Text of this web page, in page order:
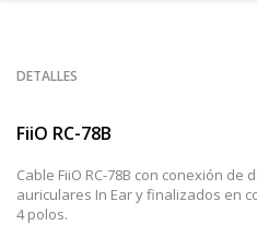
DETALLES
FiiO RC-78B
Cable FiiO RC-78B con conexión
auriculares In Ear y finalizados en
4 polos.